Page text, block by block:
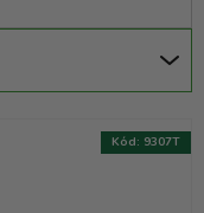
Kód: 9307T